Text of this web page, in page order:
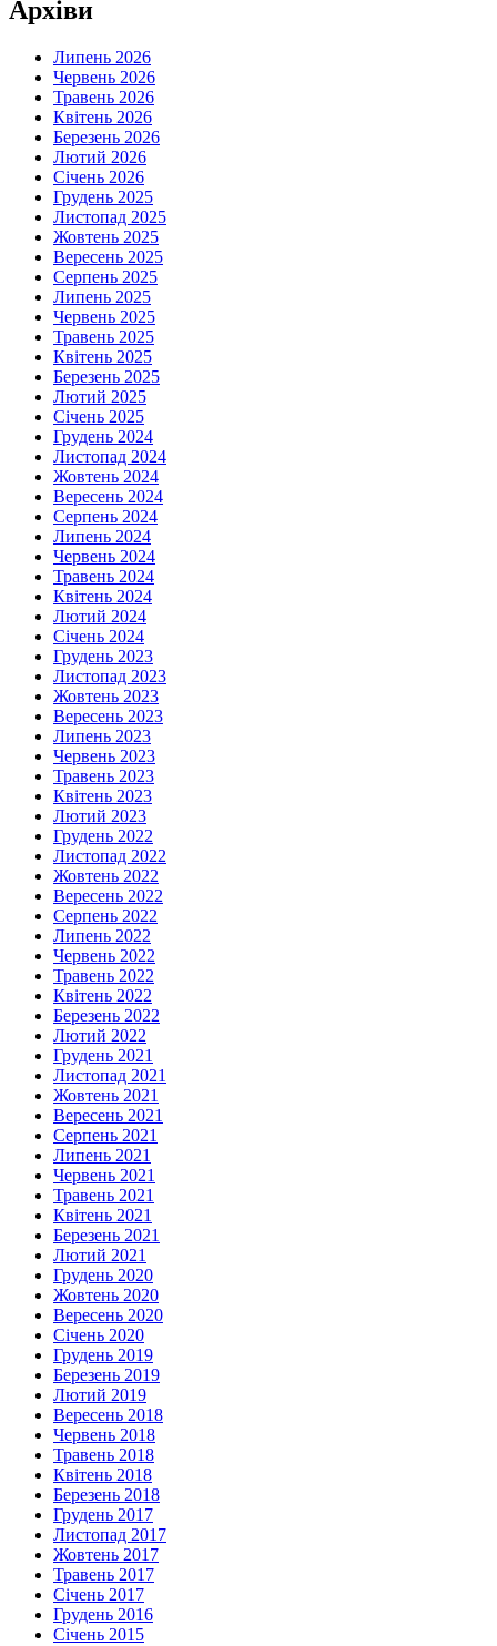
Архіви
Липень 2026
Червень 2026
Травень 2026
Квітень 2026
Березень 2026
Лютий 2026
Січень 2026
Грудень 2025
Листопад 2025
Жовтень 2025
Вересень 2025
Серпень 2025
Липень 2025
Червень 2025
Травень 2025
Квітень 2025
Березень 2025
Лютий 2025
Січень 2025
Грудень 2024
Листопад 2024
Жовтень 2024
Вересень 2024
Серпень 2024
Липень 2024
Червень 2024
Травень 2024
Квітень 2024
Лютий 2024
Січень 2024
Грудень 2023
Листопад 2023
Жовтень 2023
Вересень 2023
Липень 2023
Червень 2023
Травень 2023
Квітень 2023
Лютий 2023
Грудень 2022
Листопад 2022
Жовтень 2022
Вересень 2022
Серпень 2022
Липень 2022
Червень 2022
Травень 2022
Квітень 2022
Березень 2022
Лютий 2022
Грудень 2021
Листопад 2021
Жовтень 2021
Вересень 2021
Серпень 2021
Липень 2021
Червень 2021
Травень 2021
Квітень 2021
Березень 2021
Лютий 2021
Грудень 2020
Жовтень 2020
Вересень 2020
Січень 2020
Грудень 2019
Березень 2019
Лютий 2019
Вересень 2018
Червень 2018
Травень 2018
Квітень 2018
Березень 2018
Грудень 2017
Листопад 2017
Жовтень 2017
Травень 2017
Січень 2017
Грудень 2016
Січень 2015